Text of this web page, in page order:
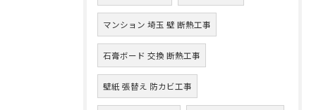
マンション 埼玉 壁 断熱工事
石膏ボード 交換 断熱工事
壁紙 張替え 防カビ工事